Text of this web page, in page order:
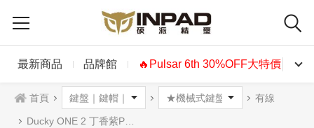
最新商品 品牌館 🔥Pulsar 6th 30%OFF大特價🔥
首頁 有線
Ducky ONE 2 丁香紫PBT二色108鍵 機械式鍵盤 英文 無光 4軸可選